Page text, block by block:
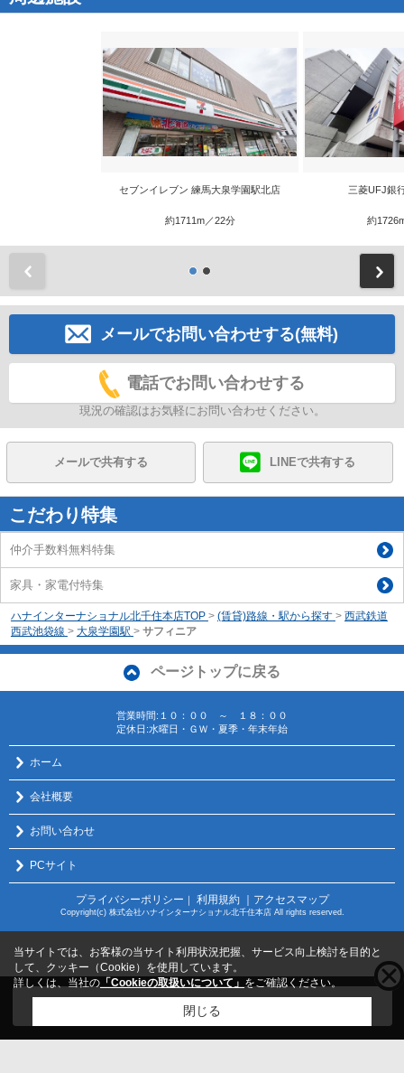
セブンイレブン 練馬大泉学園駅北店
約1711m／22分
三菱UFJ銀
約
メールでお問い合わせする(無料)
電話でお問い合わせする
現況の確認はお気軽にお問い合わせください。
メールで共有する LINEで共有する
こだわり特集
仲介手数料無料特集
家具・家電付特集
ハナインターナショナル北千住本店TOP > (賃貸)路線・駅から探す > 西武鉄道
西武池袋線 > 大泉学園駅 > サフィニア
ページトップに戻る
営業時間:１０：００ ～ １８：００
定休日:水曜日・ＧＷ・夏季・年末年始
ホーム
会社概要
お問い合わせ
PCサイト
プライバシーポリシー 利用規約 ｜アクセスマップ
Copyright(c) 株式会社ハナインターナショナル北千住本店 All rights reserved.
こちらの物件をご覧の方にお勧めな物件
当サイトでは、お客様の当サイト利用状況把握、サービス向上検討を目的と
して、クッキー（Cookie）を使用しています。
詳しくは、当社の 「Cookieの取扱いについて」 をご確認ください。
閉じる